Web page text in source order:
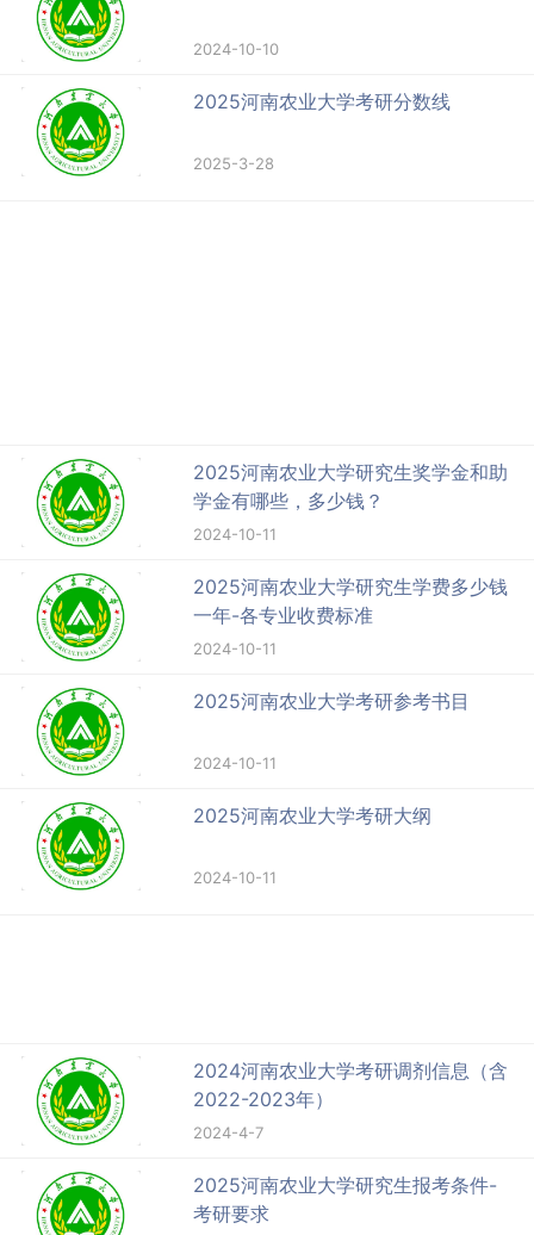
2024-10-10
2025河南农业大学考研分数线
2025-3-28
2025河南农业大学研究生奖学金和助
学金有哪些，多少钱？
2024-10-11
2025河南农业大学研究生学费多少钱
一年-各专业收费标准
2024-10-11
2025河南农业大学考研参考书目
2024-10-11
2025河南农业大学考研大纲
2024-10-11
2024河南农业大学考研调剂信息（含
2022-2023年）
2024-4-7
2025河南农业大学研究生报考条件-
考研要求